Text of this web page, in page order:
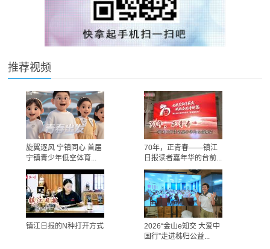
推荐视频
旋翼逐风 宁镇同心 首届
宁镇青少年低空体育...
70年，正青春——镇江
日报读者嘉年华的台前...
镇江日报的N种打开方式
2026“金山e知交 大爱中
国行”走进秭归公益...